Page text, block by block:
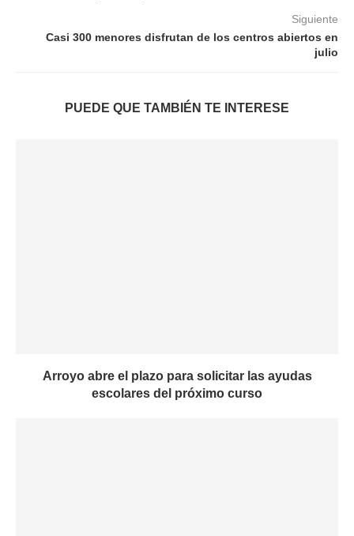
Siguiente
Casi 300 menores disfrutan de los centros abiertos en
julio
PUEDE QUE TAMBIÉN TE INTERESE
Arroyo abre el plazo para solicitar las ayudas
escolares del próximo curso